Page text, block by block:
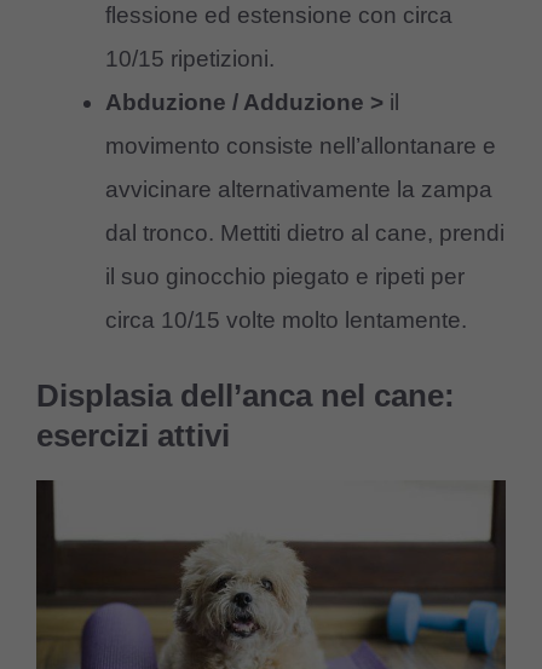
flessione ed estensione con circa
10/15 ripetizioni.
Abduzione / Adduzione > il
movimento consiste nell’allontanare e
avvicinare alternativamente la zampa
dal tronco. Mettiti dietro al cane, prendi
il suo ginocchio piegato e ripeti per
circa 10/15 volte molto lentamente.
Displasia dell’anca nel cane:
esercizi attivi